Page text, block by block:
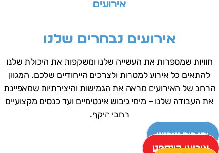
אירועים
אירועים נבחרים שלנו
חוויות שמספרות את העשייה שלנו ומשקפות את היכולת שלנו
להתאים כל אירוע למטרות ולצרכים הייחודיים שלכם. המגוון
הרחב של האירועים מראה את הגמישות והיצירתיות שמאפיינת
את העבודה שלנו – מימי גיבוש אינטימיים ועד כנסים מקצועיים
רחבי היקף.
ימי כיף וגיבוש
אירועי קונספט